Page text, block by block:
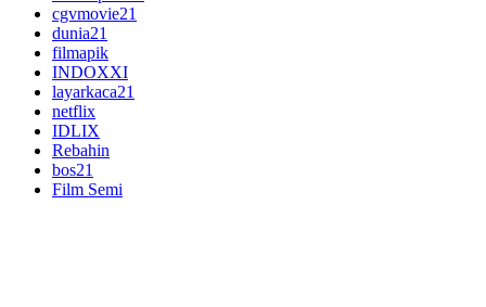
cgvmovie21
dunia21
filmapik
INDOXXI
layarkaca21
netflix
IDLIX
Rebahin
bos21
Film Semi